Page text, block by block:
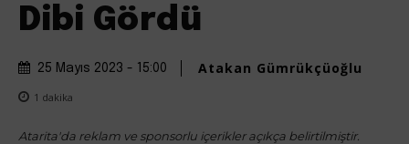
Dibi Gördü
25 Mayıs 2023 - 15:00 Atakan Gümrükçüoğlu
1 dakika
Atarita'da reklam ve sponsorlu içerikler açıkça belirtilmiştir.